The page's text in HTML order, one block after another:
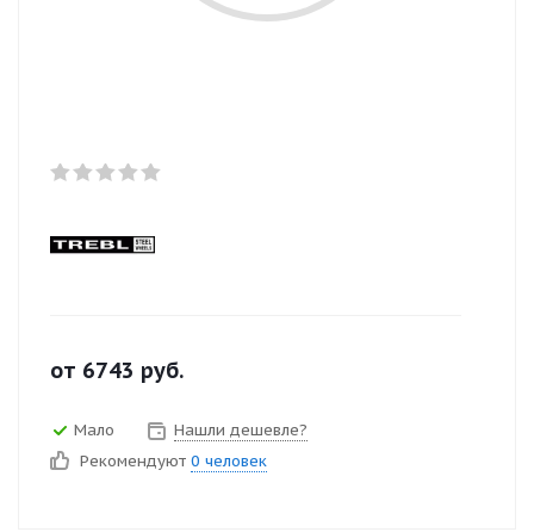
от 6743 руб.
Мало
Нашли дешевле?
Рекомендуют 0 человек